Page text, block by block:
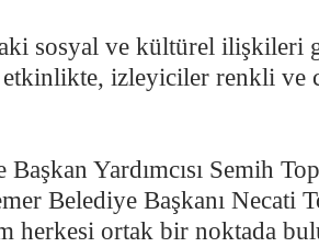
sosyal ve kültürel ilişkileri
izleyiciler renkli ve
Yardımcısı Semih
Belediye Başkanı Necati
herkesi ortak bir noktada